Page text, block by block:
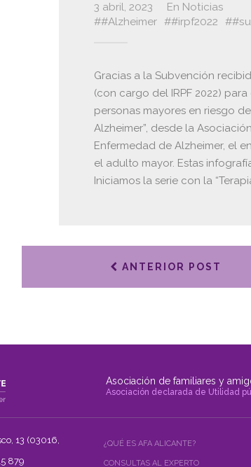
3 abril, 2023 En Noticias
#Alzheimer
#irpf2022
Gracias a la Subvención
(con cargo del IRPF 2022)
personas mayores en riesgo
Alzheimer”, desde la
Enfermedad de Alzheimer, el
el adulto mayor. Estas
Iniciamos la serie con la
ANTERIOR POST
Asociación de familiares y
Asociación declarada de Utilidad
13 (03016,
879
¿QUÉ ES AFA ALICANTE?
CONSULTAS AL EXPERTO